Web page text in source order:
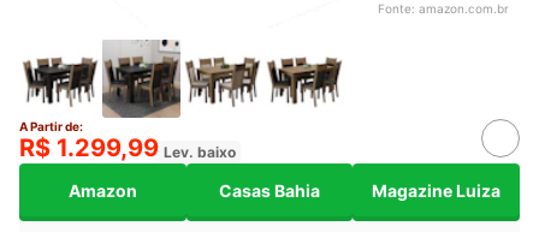
Fonte: amazon.com.br
A Partir de:
R$ 1.299,99 Lev. baixo
Amazon Casas Bahia Magazine Luiza